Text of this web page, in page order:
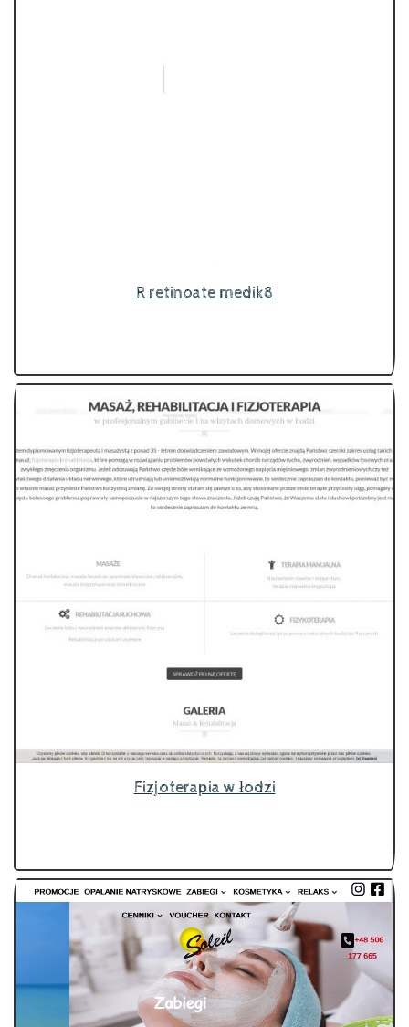
R retinoate medik8
Fizjoterapia w łodzi